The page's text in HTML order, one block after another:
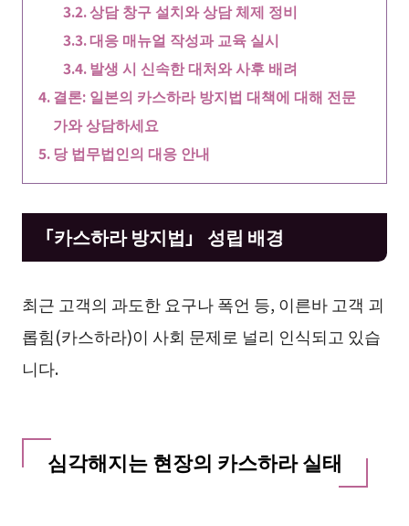
상담 창구 설치와 상담 체제 정비
대응 매뉴얼 작성과 교육 실시
발생 시 신속한 대처와 사후 배려
결론: 일본의 카스하라 방지법 대책에 대해 전문
가와 상담하세요
당 법무법인의 대응 안내
「카스하라 방지법」 성립 배경
최근 고객의 과도한 요구나 폭언 등, 이른바 고객 괴
롭힘(카스하라)이 사회 문제로 널리 인식되고 있습
니다.
심각해지는 현장의 카스하라 실태